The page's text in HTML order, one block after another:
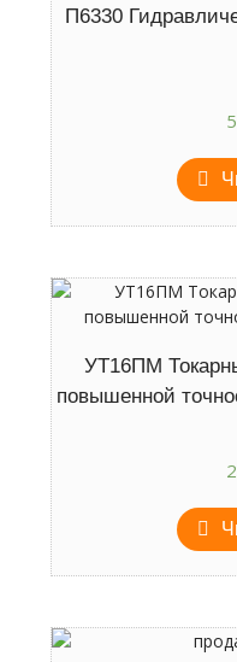
П6330
УТ16ПМ
повышенной